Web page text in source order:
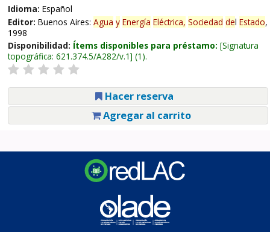
Idioma: Español
Editor: Buenos Aires: Agua y Energía Eléctrica, Sociedad del Estado,
1998
Disponibilidad: Ítems disponibles para préstamo: Signatura
topográfica: 621.374.5/A282/v.1 (1).
Hacer reserva
Agregar al carrito